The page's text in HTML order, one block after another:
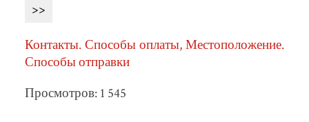
>>
Контакты. Способы оплаты, Местоположение.
Способы отправки
Просмотров: 1 545